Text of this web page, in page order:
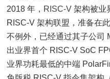
2018 年， RISC-V 架构被业
RISC-V 架构联盟，准备在
不例外，已经通过其子公司
出业界首个 RISC-V SoC
业界功耗最低的中端